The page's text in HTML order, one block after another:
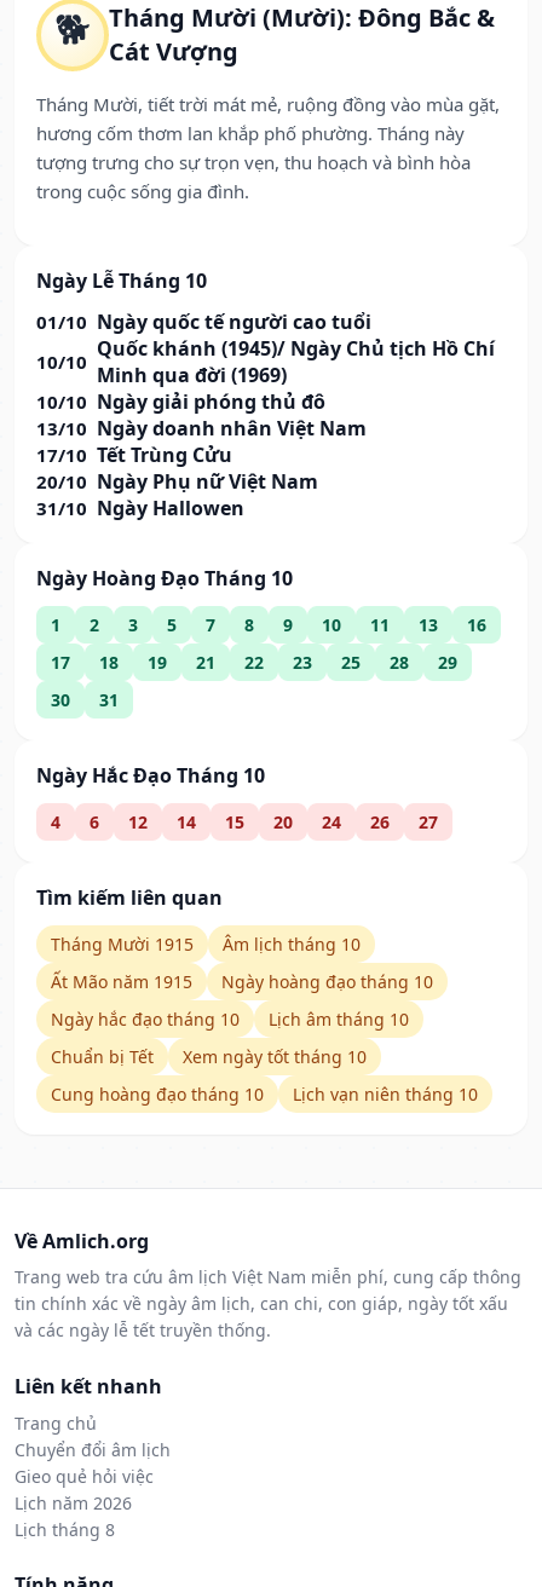
🐕 Tháng Mười (Mười): Đông Bắc &
Cát Vượng
Tháng Mười, tiết trời mát mẻ, ruộng đồng vào mùa gặt,
hương cốm thơm lan khắp phố phường. Tháng này
tượng trưng cho sự trọn vẹn, thu hoạch và bình hòa
trong cuộc sống gia đình.
Ngày Lễ Tháng 10
01/10 Ngày quốc tế người cao tuổi
10/10 Quốc khánh (1945)/ Ngày Chủ tịch Hồ Chí
Minh qua đời (1969)
10/10 Ngày giải phóng thủ đô
13/10 Ngày doanh nhân Việt Nam
17/10 Tết Trùng Cửu
20/10 Ngày Phụ nữ Việt Nam
31/10 Ngày Hallowen
Ngày Hoàng Đạo Tháng 10
1 2 3 5 7 8 9 10 11 13
16
17
18 19 21 22 23 25 28
29
30
31
Ngày Hắc Đạo Tháng 10
4 6 12 14 15 20 24 26 27
Tìm kiếm liên quan
Tháng Mười 1915
Âm lịch tháng 10
Ất Mão năm 1915
Ngày hoàng đạo tháng 10
Ngày hắc đạo tháng 10
Lịch âm tháng 10
Chuẩn bị Tết
Xem ngày tốt tháng 10
Cung hoàng đạo tháng 10
Lịch vạn niên tháng 10
Về Amlich.org
Trang web tra cứu âm lịch Việt Nam miễn phí, cung cấp thông
tin chính xác về ngày âm lịch, can chi, con giáp, ngày tốt xấu
và các ngày lễ tết truyền thống.
Liên kết nhanh
Trang chủ
Chuyển đổi âm lịch
Gieo quẻ hỏi việc
Lịch năm 2026
Lịch tháng 8